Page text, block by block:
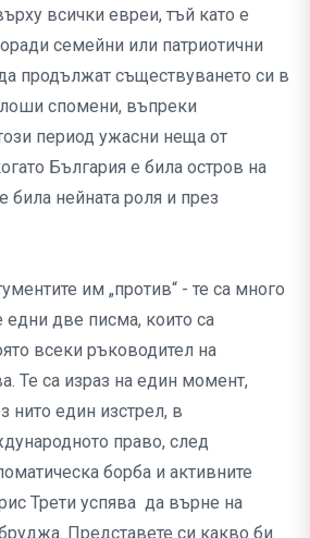
всички евреи, тъй като е
семейни или патриотични
продължат съществуването си в
спомени, въпреки
период ужасни неща от
България е била остров на
била нейната роля и през
им „против“ - те са много
едни две писма, които са
всеки ръководител на
Те са израз на един момент,
нито един изстрел, в
право, след
борба и активните
Трети успява да върне на
Представете си какво би